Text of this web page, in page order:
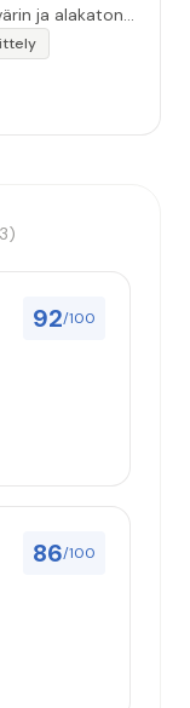
ja alakaton
että siinä
huomiota.
92/100
86/100